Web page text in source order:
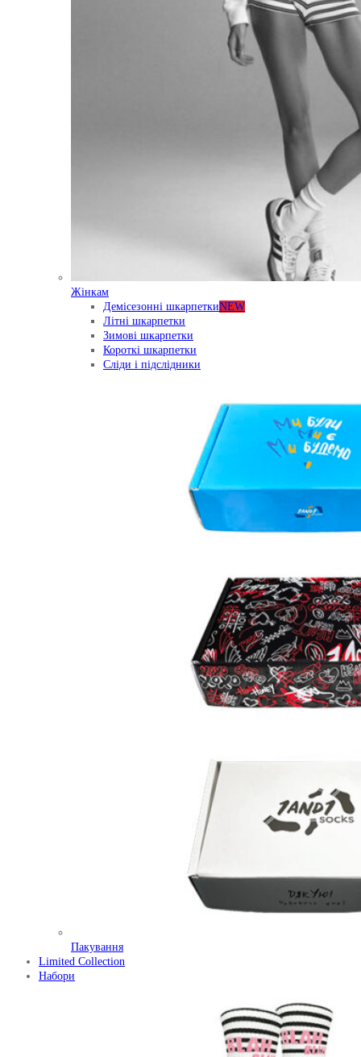
Жінкам
Демісезонні шкарпеткиNEW
Літні шкарпетки
Зимові шкарпетки
Короткі шкарпетки
Сліди і підслідники
Пакування
Limited Collection
Набори